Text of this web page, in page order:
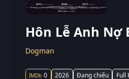
Hôn Lễ Anh Nợ
Dogman
0 2026 Đang chiếu Full